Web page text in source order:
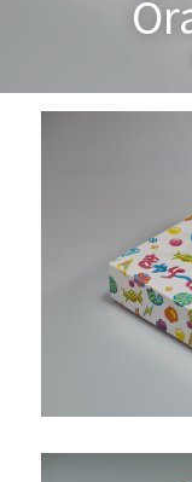
結構設計
客製提袋
貼紙印刷
文宣品印刷
聯盒打樣生產
價格專區
登錄/註冊
Line
公版抽屜盒